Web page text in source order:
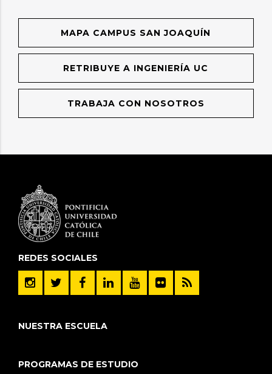
MAPA CAMPUS SAN JOAQUÍN
RETRIBUYE A INGENIERÍA UC
TRABAJA CON NOSOTROS
REDES SOCIALES
NUESTRA ESCUELA
PROGRAMAS DE ESTUDIO